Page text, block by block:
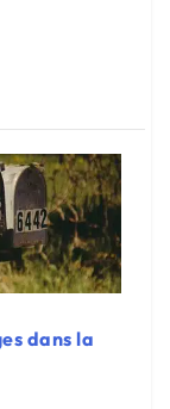
dans la